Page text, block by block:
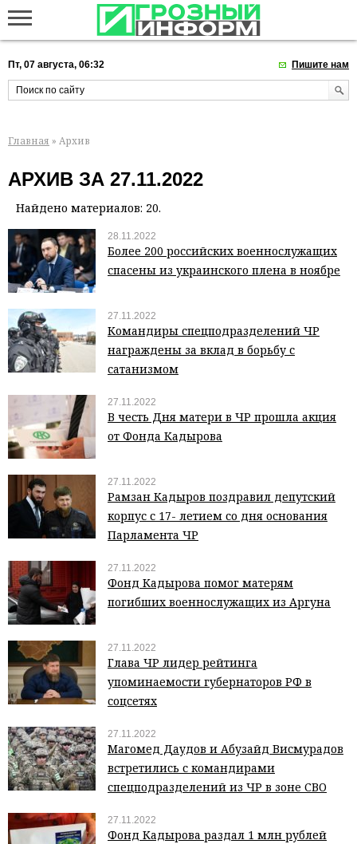
Пт, 07 августа, 06:32 Пишите нам
Главная » Архив
АРХИВ ЗА 27.11.2022
Найдено материалов: 20.
28.11.2022
Более 200 российских военнослужащих
спасены из украинского плена в ноябре
27.11.2022
Командиры спецподразделений ЧР
награждены за вклад в борьбу с
сатанизмом
27.11.2022
В честь Дня матери в ЧР прошла акция
от Фонда Кадырова
27.11.2022
Рамзан Кадыров поздравил депутский
корпус с 17- летием со дня основания
Парламента ЧР
27.11.2022
Фонд Кадырова помог матерям
погибших военнослужащих из Аргуна
27.11.2022
Глава ЧР лидер рейтинга
упоминаемости губернаторов РФ в
соцсетях
27.11.2022
Магомед Даудов и Абузайд Висмурадов
встретились с командирами
спецподразделений из ЧР в зоне СВО
27.11.2022
Фонд Кадырова раздал 1 млн рублей